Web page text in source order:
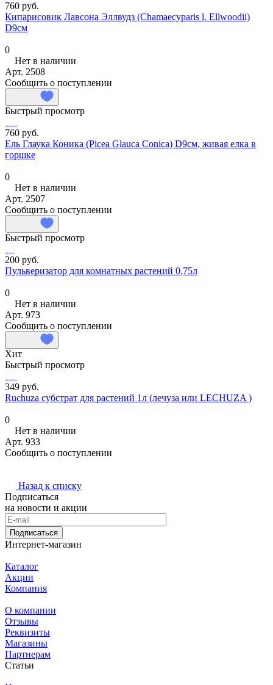
760 руб.
Кипарисовик Лавсона Эллвудз (Chamaecyparis l. Ellwoodii)
D9см
0
Нет в наличии
Арт. 2508
Сообщить о поступлении
Быстрый просмотр
760 руб.
Ель Глаука Коника (Picea Glauca Conica) D9см, живая елка в
горшке
0
Нет в наличии
Арт. 2507
Сообщить о поступлении
Быстрый просмотр
200 руб.
Пульверизатор для комнатных растений 0,75л
0
Нет в наличии
Арт. 973
Сообщить о поступлении
Хит
Быстрый просмотр
349 руб.
Ruchuza субстрат для растений 1л (лечуза или LECHUZA )
0
Нет в наличии
Арт. 933
Сообщить о поступлении
Назад к списку
Подписаться
на новости и акции
Подписаться
Интернет-магазин
Каталог
Акции
Компания
О компании
Отзывы
Реквизиты
Магазины
Партнерам
Статьи